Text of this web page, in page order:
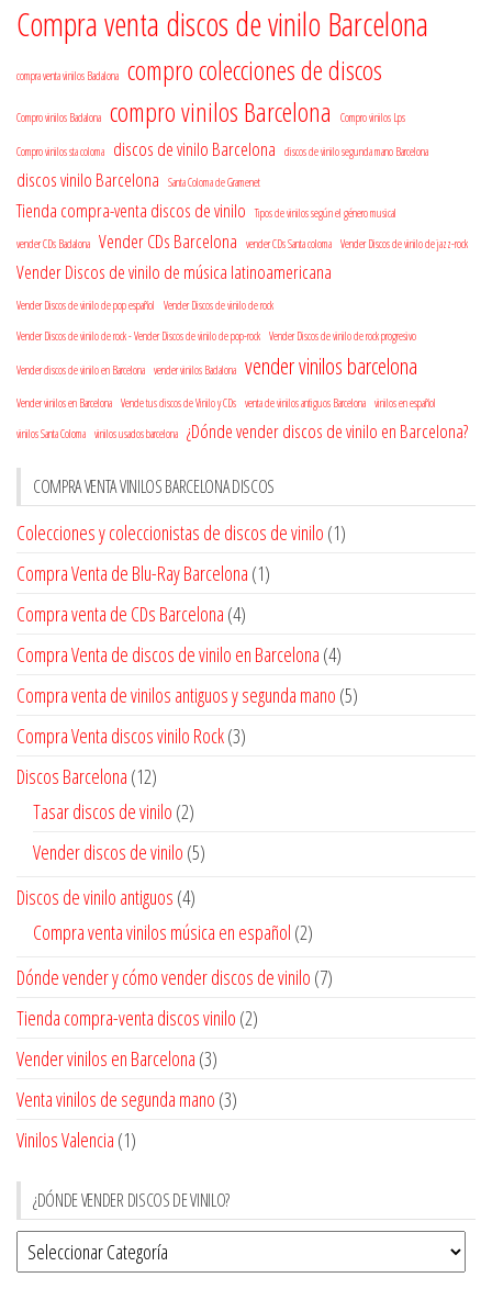
Compra venta discos de vinilo Barcelona
compra venta vinilos Badalona compro colecciones de discos
Compro vinilos Badalona compro vinilos Barcelona Compro vinilos Lps
Compro vinilos sta coloma discos de vinilo Barcelona discos de vinilo segunda mano Barcelona
discos vinilo Barcelona Santa Coloma de Gramenet
Tienda compra-venta discos de vinilo
Tipos de vinilos según el género musical
vender CDs Badalona Vender CDs Barcelona vender CDs Santa coloma Vender Discos de vinilo de jazz-rock
Vender Discos de vinilo de música latinoamericana
Vender Discos de vinilo de pop español
Vender Discos de vinilo de rock
Vender Discos de vinilo de rock - Vender Discos de vinilo de pop-rock Vender Discos de vinilo de rock progresivo
Vender discos de vinilo en Barcelona vender vinilos Badalona vender vinilos barcelona
Vender vinilos en Barcelona Vende tus discos de Vinilo y CDs venta de vinilos antiguos Barcelona vinilos en español
vinilos Santa Coloma vinilos usados barcelona ¿Dónde vender discos de vinilo en Barcelona?
COMPRA VENTA VINILOS BARCELONA DISCOS
Colecciones y coleccionistas de discos de vinilo (1)
Compra Venta de Blu-Ray Barcelona (1)
Compra venta de CDs Barcelona (4)
Compra Venta de discos de vinilo en Barcelona (4)
Compra venta de vinilos antiguos y segunda mano (5)
Compra Venta discos vinilo Rock(3)
Discos Barcelona (12)
Tasar discos de vinilo (2)
Vender discos de vinilo (5)
Discos de vinilo antiguos (4)
Compra venta vinilos música en español (2)
Dónde vender y cómo vender discos de vinilo (7)
Tienda compra-venta discos vinilo (2)
Vender vinilos en Barcelona (3)
Venta vinilos de segunda mano (3)
Vinilos Valencia (1)
¿DÓNDE VENDER DISCOS DE VINILO?